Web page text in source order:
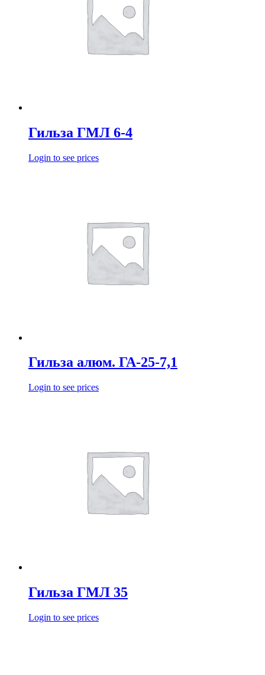
Гильза ГМЛ 6-4
Login to see prices
Гильза алюм. ГА-25-7,1
Login to see prices
Гильза ГМЛ 35
Login to see prices